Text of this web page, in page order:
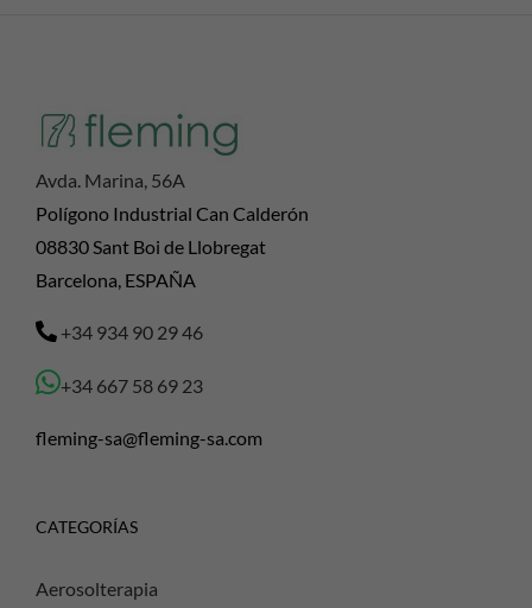
Avda. Marina, 56A
Polígono Industrial Can Calderón
08830 Sant Boi de Llobregat
Barcelona, ESPAÑA
+34 934 90 29 46
+34 667 58 69 23
fleming-sa@fleming-sa.com
CATEGORÍAS
Aerosolterapia